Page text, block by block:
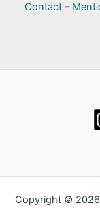
Contact–
Copyright © 2026